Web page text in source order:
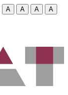
A A A
A